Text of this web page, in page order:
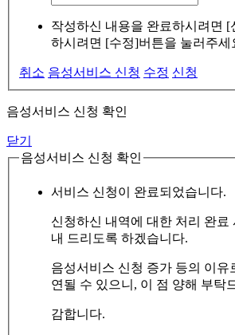
작성하신 내용을 완료하시려면 [
하시려면 [수정]버튼을 눌러주세
취소 음성서비스 신청 수정 신청
음성서비스 신청 확인
닫기
음성서비스 신청 확인
서비스 신청이 완료되었습니다.
신청하신 내역에 대한 처리 완료
내 드리도록 하겠습니다.
음성서비스 신청 증가 등의 이유
연될 수 있으니, 이 점 양해 부탁
감합니다.